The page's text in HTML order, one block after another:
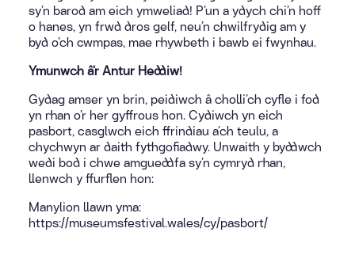
sy’n barod am eich ymweliad! P’un a ydych chi’n hoff
o hanes, yn frwd dros gelf, neu’n chwilfrydig am y
byd o’ch cwmpas, mae rhywbeth i bawb ei fwynhau.
Ymunwch â’r Antur Heddiw!
Gydag amser yn brin, peidiwch â cholli’ch cyfle i fod
yn rhan o’r her gyffrous hon. Cydiwch yn eich
pasbort, casglwch eich ffrindiau a’ch teulu, a
chychwyn ar daith fythgofiadwy. Unwaith y byddwch
wedi bod i chwe amgueddfa sy’n cymryd rhan,
llenwch y ffurflen hon:
Manylion llawn yma:
https://museumsfestival.wales/cy/pasbort/